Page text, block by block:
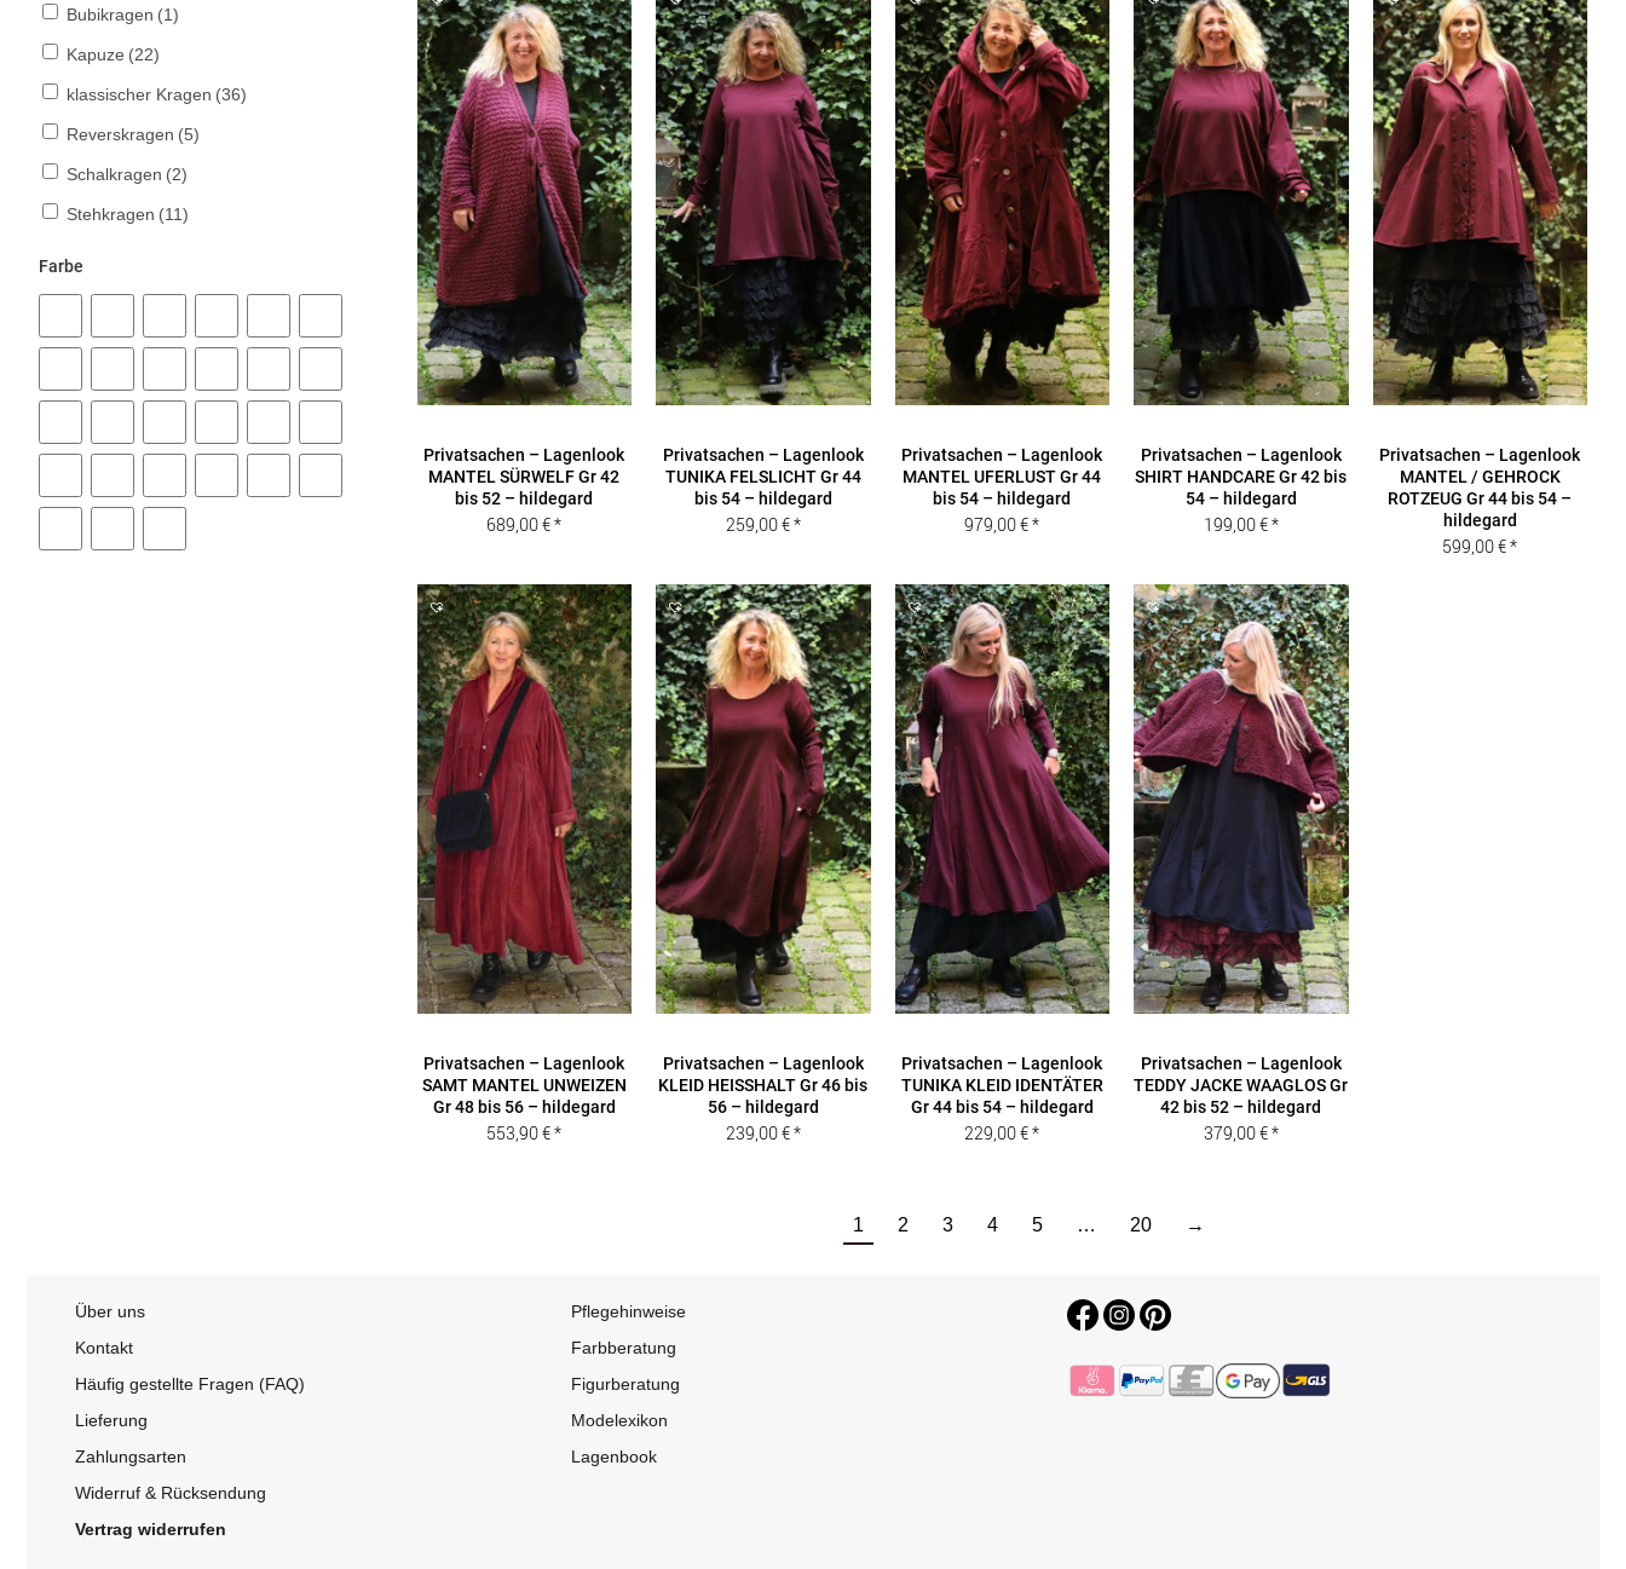
Privatsachen – Lagenlook
MANTEL SÜRWELF Gr 42
bis 52 – hildegard
689,00€
Privatsachen – Lagenlook
TUNIKA FELSLICHT Gr 44
bis 54 – hildegard
259,00€
Privatsachen – Lagenlook
MANTEL UFERLUST Gr 44
bis 54 – hildegard
979,00€
Privatsachen – Lagenlook
SHIRT HANDCARE Gr 42 bis
54 – hildegard
199,00€
Privatsachen – Lagenlook
MANTEL / GEHROCK
ROTZEUG Gr 44 bis 54 –
hildegard
599,00€
Privatsachen – Lagenlook
SAMT MANTEL UNWEIZEN
Gr 48 bis 56 – hildegard
553,90€
Privatsachen – Lagenlook
KLEID HEISSHALT Gr 46 bis
56 – hildegard
239,00€
Privatsachen – Lagenlook
TUNIKA KLEID IDENTÄTER
Gr 44 bis 54 – hildegard
229,00€
Privatsachen – Lagenlook
TEDDY JACKE WAAGLOS Gr
42 bis 52 – hildegard
379,00€
1 2 3 4 5 … 20 →
Bubikragen (1)
Kapuze (22)
klassischer Kragen (36)
Reverskragen (5)
Schalkragen (2)
Stehkragen (11)
Farbe
Über uns
Kontakt
Häufig gestellte Fragen (FAQ)
Lieferung
Zahlungsarten
Widerruf & Rücksendung
Vertrag widerrufen
Pflegehinweise
Farbberatung
Figurberatung
Modelexikon
Lagenbook